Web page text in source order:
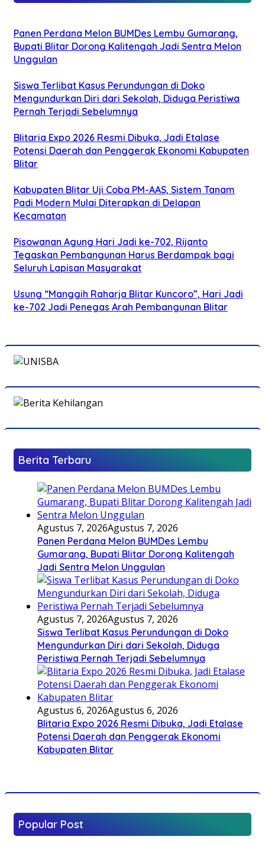
Panen Perdana Melon BUMDes Lembu Gumarang,
Bupati Blitar Dorong Kalitengah Jadi Sentra Melon
Unggulan
Siswa Terlibat Kasus Perundungan di Doko
Mengundurkan Diri dari Sekolah, Diduga Peristiwa
Pernah Terjadi Sebelumnya
Blitaria Expo 2026 Resmi Dibuka, Jadi Etalase
Potensi Daerah dan Penggerak Ekonomi Kabupaten
Blitar
Kabupaten Blitar Uji Coba PM-AAS, Sistem Tanam
Padi Modern Mulai Diterapkan di Delapan
Kecamatan
Pisowanan Agung Hari Jadi ke-702, Rijanto
Tegaskan Pembangunan Harus Berdampak bagi
Seluruh Lapisan Masyarakat
Usung “Manggih Raharja Blitar Kuncoro”, Hari Jadi
ke-702 Jadi Penegas Arah Pembangunan Blitar
Berita Terbaru
Agustus 7, 2026Agustus 7, 2026
Panen Perdana Melon BUMDes Lembu
Gumarang, Bupati Blitar Dorong Kalitengah
Jadi Sentra Melon Unggulan
Agustus 7, 2026Agustus 7, 2026
Siswa Terlibat Kasus Perundungan di Doko
Mengundurkan Diri dari Sekolah, Diduga
Peristiwa Pernah Terjadi Sebelumnya
Agustus 6, 2026Agustus 6, 2026
Blitaria Expo 2026 Resmi Dibuka, Jadi Etalase
Potensi Daerah dan Penggerak Ekonomi
Kabupaten Blitar
Popular Post